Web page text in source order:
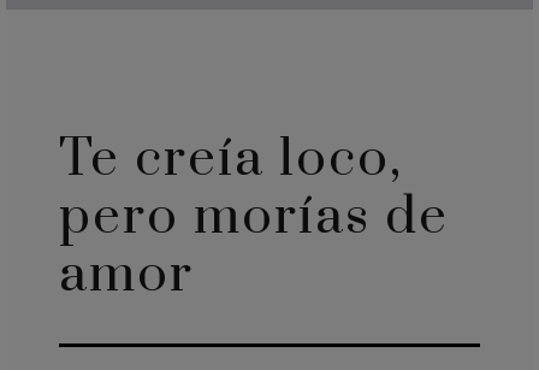
Te creía loco,
pero morías de
amor